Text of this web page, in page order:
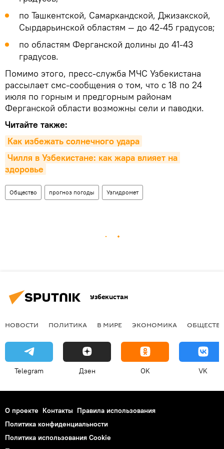
по Ташкентской, Самаркандской, Джизакской,
Сырдарьинской областям — до 42-45 градусов;
по областям Ферганской долины до 41-43
градусов.
Помимо этого, пресс-служба МЧС Узбекистана
рассылает смс-сообщения о том, что с 18 по 24
июля по горным и предгорным районам
Ферганской области возможны сели и паводки.
Читайте также:
Как избежать солнечного удара
Чилля в Узбекистане: как жара влияет на
здоровье
Общество прогноз погоды Узгидромет
Узбекистан
НОВОСТИ ПОЛИТИКА В МИРЕ ЭКОНОМИКА
Telegram Дзен OK VK
О проекте Контакты Правила использования
Политика конфиденциальности
Политика использования Cookie